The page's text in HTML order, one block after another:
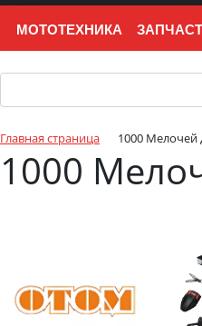
МОТОТЕХНИКА
Главная страница 1000 Мелочей
1000